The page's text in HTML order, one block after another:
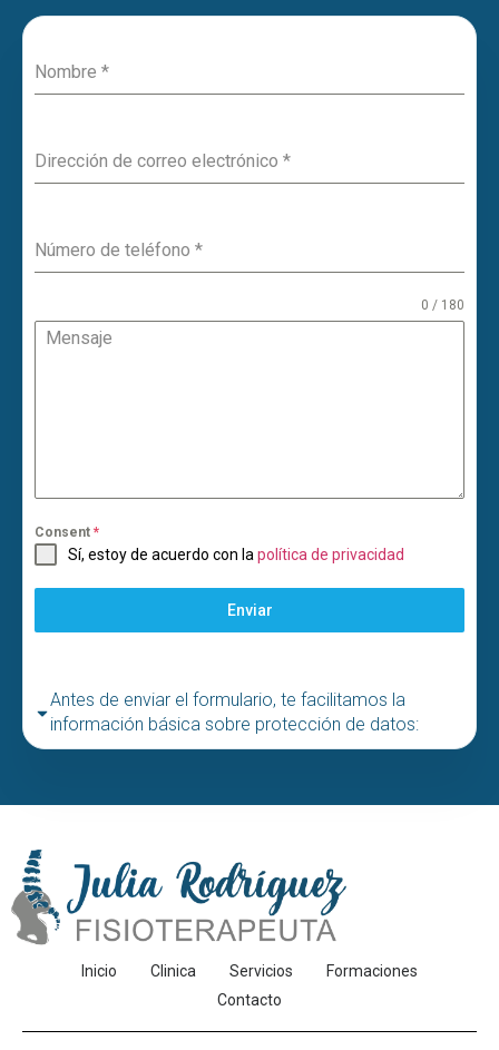
Nombre *
Dirección de correo electrónico *
Número de teléfono *
Mensaje
0 / 180
Consent *
Sí, estoy de acuerdo con lapolítica de privacidad
Enviar
Antes de enviar el formulario, te facilitamos la
información básica sobre protección de datos:
Inicio Clinica Servicios
Formaciones
Contacto